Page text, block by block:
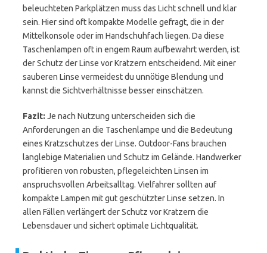
beleuchteten Parkplätzen muss das Licht schnell und klar
sein. Hier sind oft kompakte Modelle gefragt, die in der
Mittelkonsole oder im Handschuhfach liegen. Da diese
Taschenlampen oft in engem Raum aufbewahrt werden, ist
der Schutz der Linse vor Kratzern entscheidend. Mit einer
sauberen Linse vermeidest du unnötige Blendung und
kannst die Sichtverhältnisse besser einschätzen.
Fazit: Je nach Nutzung unterscheiden sich die
Anforderungen an die Taschenlampe und die Bedeutung
eines Kratzschutzes der Linse. Outdoor-Fans brauchen
langlebige Materialien und Schutz im Gelände. Handwerker
profitieren von robusten, pflegeleichten Linsen im
anspruchsvollen Arbeitsalltag. Vielfahrer sollten auf
kompakte Lampen mit gut geschützter Linse setzen. In
allen Fällen verlängert der Schutz vor Kratzern die
Lebensdauer und sichert optimale Lichtqualität.